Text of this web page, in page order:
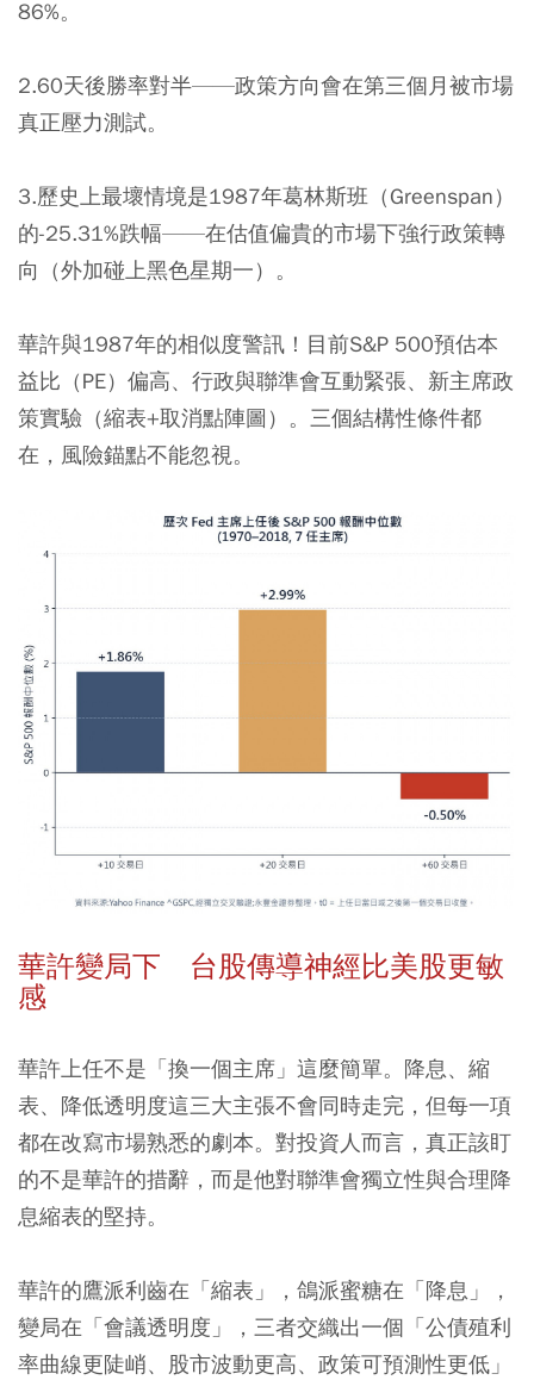
86%。
2.60天後勝率對半——政策方向會在第三個月被市場
真正壓力測試。
3.歷史上最壞情境是1987年葛林斯班（Greenspan）
的-25.31%跌幅——在估值偏貴的市場下強行政策轉
向（外加碰上黑色星期一）。
華許與1987年的相似度警訊！目前S&P 500預估本
益比（PE）偏高、行政與聯準會互動緊張、新主席政
策實驗（縮表+取消點陣圖）。三個結構性條件都
在，風險錨點不能忽視。
華許變局下 台股傳導神經比美股更敏
感
華許上任不是「換一個主席」這麼簡單。降息、縮
表、降低透明度這三大主張不會同時走完，但每一項
都在改寫市場熟悉的劇本。對投資人而言，真正該盯
的不是華許的措辭，而是他對聯準會獨立性與合理降
息縮表的堅持。
華許的鷹派利齒在「縮表」，鴿派蜜糖在「降息」，
變局在「會議透明度」，三者交織出一個「公債殖利
率曲線更陡峭、股市波動更高、政策可預測性更低」